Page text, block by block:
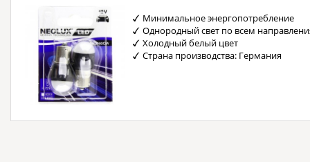
Минимальное энергопотребление
Однородный свет по всем
Холодный белый цвет
Страна производства: Германия